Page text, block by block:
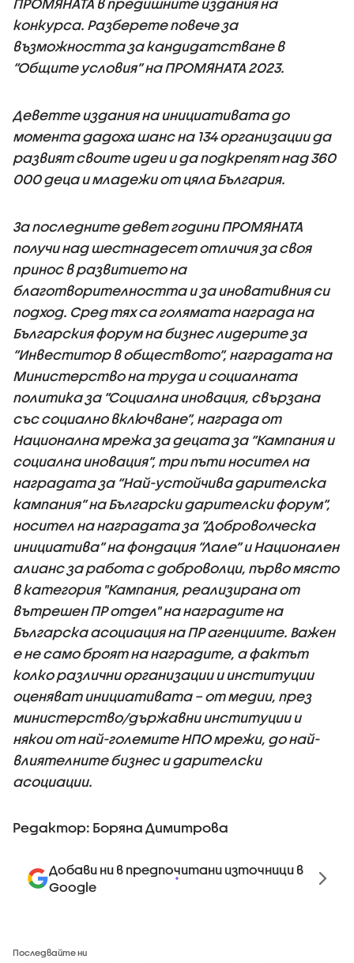
ПРОМЯНАТА в предишните издания на
конкурса. Разберете повече за
възможността за кандидатстване в
“Общите условия” на ПРОМЯНАТА 2023.
Деветте издания на инициативата до
момента дадоха шанс на 134 организации да
развият своите идеи и да подкрепят над 360
000 деца и младежи от цяла България.
За последните девет години ПРОМЯНАТА
получи над шестнадесет отличия за своя
принос в развитието на
благотворителността и за иновативния си
подход. Сред тях са голямата награда на
Българския форум на бизнес лидерите за
“Инвеститор в обществото”, наградата на
Министерство на труда и социалната
политика за “Социална иновация, свързана
със социално включване”, награда от
Национална мрежа за децата за “Кампания и
социална иновация”, три пъти носител на
наградата за “Най-устойчива дарителска
кампания” на Български дарителски форум”,
носител на наградата за “Доброволческа
инициатива” на фондация “Лале” и Национален
алианс за работа с доброволци, първо място
в категория "Кампания, реализирана от
вътрешен ПР отдел" на наградите на
Българска асоциация на ПР агенциите. Важен
е не само броят на наградите, а фактът
колко различни организации и институции
оценяват инициативата – от медии, през
министерство/държавни институции и
някои от най-големите НПО мрежи, до най-
влиятелните бизнес и дарителски
асоциации.
Редактор: Боряна Димитрова
Добави ни в предпочитани източници в
Google
Последвайте ни